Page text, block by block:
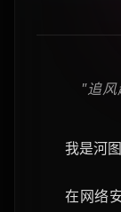
"追
我是河
在网络